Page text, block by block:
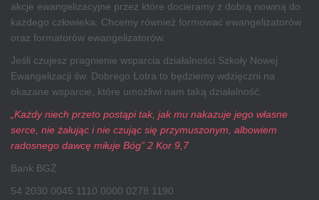
akcje ewangelizacyjne przez które docieramy z dobrą nowiną do
każdego człowieka. Chcemy również formować ewangelizatorów
oraz formatorów ewangelizatorów.
Jeśli czujesz pragnienie wsparcia działalności Szkoły Nowej
Ewangelizacji św. Dobrego Łotra to będziemy wdzięczni na
okazane wsparcie, które umożliwi nam taką działalność.
„Każdy niech przeto postąpi tak, jak mu nakazuje jego własne
serce, nie żałując i nie czując się przymuszonym, albowiem
radosnego dawcę miłuje Bóg” 2 Kor 9,7
Bank BGŻ
54 2030 0045 1110 0000 0278 1190